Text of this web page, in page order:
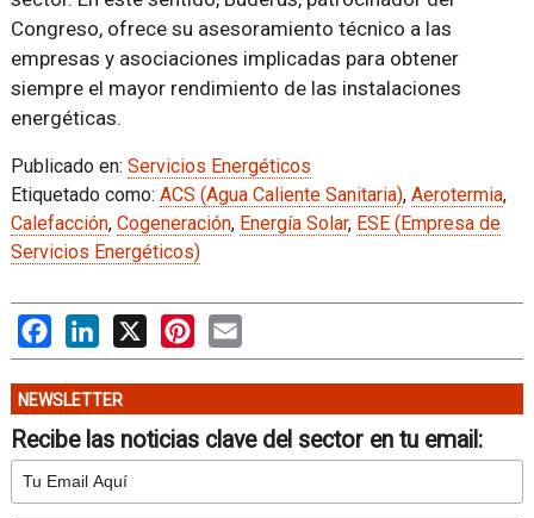
Congreso, ofrece su asesoramiento técnico a las
empresas y asociaciones implicadas para obtener
siempre el mayor rendimiento de las instalaciones
energéticas.
Publicado en: Servicios Energéticos
Etiquetado como: ACS (Agua Caliente Sanitaria), Aerotermia,
Calefacción, Cogeneración, Energía Solar, ESE (Empresa de
Servicios Energéticos)
FacebookLinkedIn
X PinterestEmail
NEWSLETTER
Recibe las noticias clave del sector en tu email: